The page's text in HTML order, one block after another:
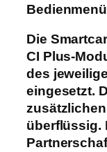
Die
CI Plus-
des
eingesetzt.
überflüssig.